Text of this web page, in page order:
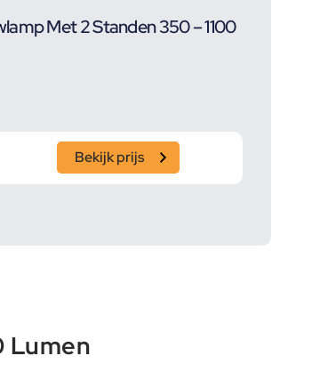
Met 2 Standen 350 – 1100
Bekijk prijs
Lumen